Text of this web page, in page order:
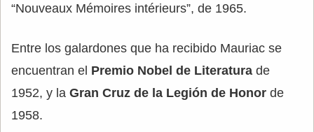
“Nouveaux Mémoires intérieurs”, de 1965.
Entre los galardones que ha recibido Mauriac se
encuentran el Premio Nobel de Literatura de
1952, y la Gran Cruz de la Legión de Honor de
1958.